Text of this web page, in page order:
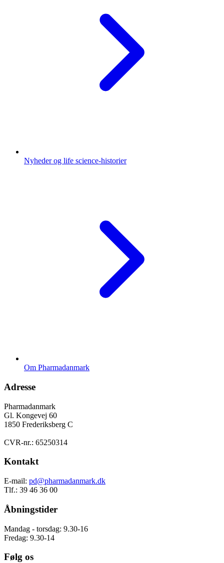
Nyheder og life science-historier
Om Pharmadanmark
Adresse
Pharmadanmark
Gl. Kongevej 60
1850 Frederiksberg C
CVR-nr.: 65250314
Kontakt
E-mail: pd@pharmadanmark.dk
Tlf.: 39 46 36 00
Åbningstider
Mandag - torsdag: 9.30-16
Fredag: 9.30-14
Følg os